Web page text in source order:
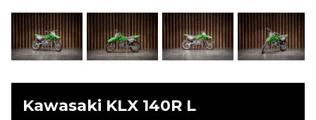
Kawasaki KLX 140R L